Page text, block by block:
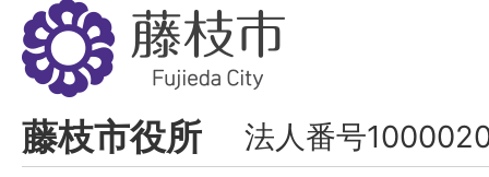
藤
枝
市
Fujieda
City
藤枝市役所 法人番号